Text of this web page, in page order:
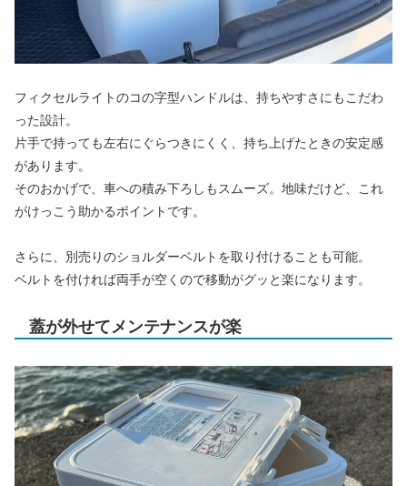
フィクセルライトのコの字型ハンドルは、持ちやすさにもこだわ
った設計。
片手で持っても左右にぐらつきにくく、持ち上げたときの安定感
があります。
そのおかげで、車への積み下ろしもスムーズ。地味だけど、これ
がけっこう助かるポイントです。
さらに、別売りのショルダーベルトを取り付けることも可能。
ベルトを付ければ両手が空くので移動がグッと楽になります。
蓋が外せてメンテナンスが楽